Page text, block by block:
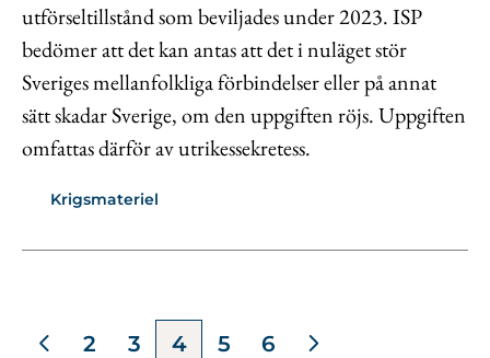
utförseltillstånd som beviljades under 2023. ISP
bedömer att det kan antas att det i nuläget stör
Sveriges mellanfolkliga förbindelser eller på annat
sätt skadar Sverige, om den uppgiften röjs. Uppgiften
omfattas därför av utrikessekretess.
Krigsmateriel
2 3 4 5 6